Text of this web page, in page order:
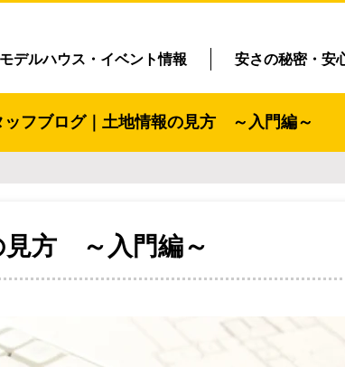
モデルハウス・イベント情報 安さの秘密・安
ッフブログ｜土地情報の見方 ～入門編～
見方 ～入門編～